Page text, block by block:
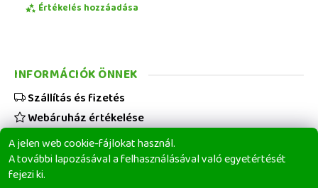
Értékelés hozzáadása
A jelen web cookie-fájlokat használ.
A további lapozásával a felhasználásával való egyetértését
fejezi ki.
INFORMÁCIÓK ÖNNEK
Szállítás és fizetés
Webáruház értékelése
Viszonteladóknak
Üzleti feltételek
Elérhetőségeink